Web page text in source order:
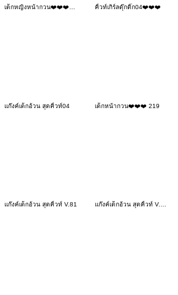
เด็กหญิงหน้ากวน❤️❤️❤️92 MINI คิ้วท์เกิร์ลดุ๊กดิ๊ก04❤️❤️❤️
แก๊งค์เด็กอ้วน สุดคิ้วท์04 เด็กหน้ากวน❤️❤️❤️ 219
แก๊งค์เด็กอ้วน สุดคิ้วท์ V.81